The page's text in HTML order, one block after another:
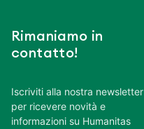
Rimaniamo in
contatto!
Iscriviti alla nostra newsletter
per ricevere novità e
informazioni su Humanitas